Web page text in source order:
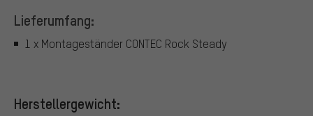
Lieferumfang:
1 x Montageständer CONTEC Rock Steady
Herstellergewicht: